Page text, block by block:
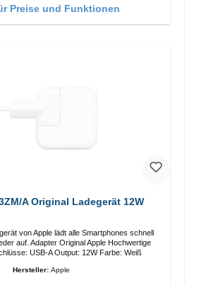
Preise und Funktionen
A Original Ladegerät 12W
von Apple lädt alle Smartphones schnell
Original Apple Hochwertige
Anschlüsse: USB-A Output: 12W Farbe: Weiß
Hersteller: Apple